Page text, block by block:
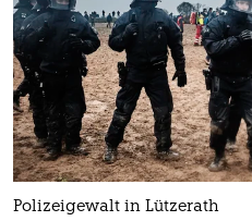
Polizeigewalt in Lützerath